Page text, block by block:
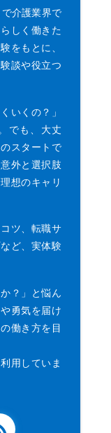
介護業界で
しく働きた
をもとに、
談や役立つ
いくの？」
でも、大丈
スタートで
外と選択肢
想のキャリ
ツ、転職サ
ど、実体験
？」と悩ん
勇気を届け
働き方を目
用していま